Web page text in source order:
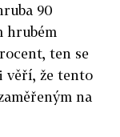
90
hrubém
ten se
věří, že tento
na